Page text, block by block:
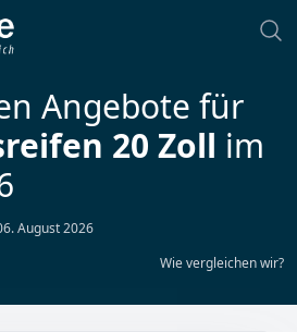
Angebote für
20 Zoll im
August 2026
Wie vergleichen wir?